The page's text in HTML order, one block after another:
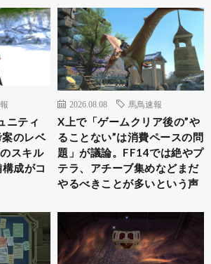
ニティ
のレベ
スキル
成がコ
2026.08.08 馬鳥速報
X上で「ゲームクリア後の”や
ることない”は消費ペースの問
題」が議論。FF14では絶やプ
テラ、アチーブ集めなどまだ
やるべきことが多いという声